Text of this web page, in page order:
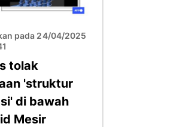
pada 24/04/2025
tolak
'struktur
di bawah
Mesir